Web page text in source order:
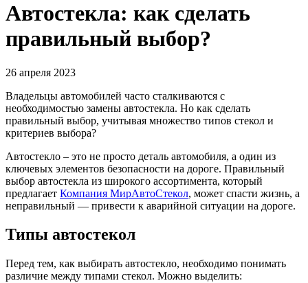
Автостекла: как сделать
правильный выбор?
26 апреля 2023
Владельцы автомобилей часто сталкиваются с
необходимостью замены автостекла. Но как сделать
правильный выбор, учитывая множество типов стекол и
критериев выбора?
Автостекло – это не просто деталь автомобиля, а один из
ключевых элементов безопасности на дороге. Правильный
выбор автостекла из широкого ассортимента, который
предлагает Компания МирАвтоСтекол, может спасти жизнь, а
неправильный — привести к аварийной ситуации на дороге.
Типы автостекол
Перед тем, как выбирать автостекло, необходимо понимать
различие между типами стекол. Можно выделить: